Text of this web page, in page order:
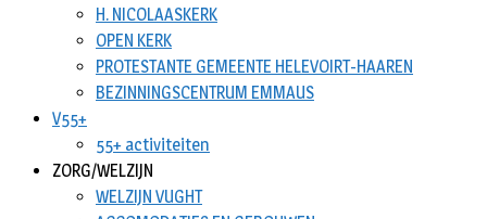
H. NICOLAASKERK
OPEN KERK
PROTESTANTE GEMEENTE HELEVOIRT-HAAREN
BEZINNINGSCENTRUM EMMAUS
V55+
55+ activiteiten
ZORG/WELZIJN
WELZIJN VUGHT